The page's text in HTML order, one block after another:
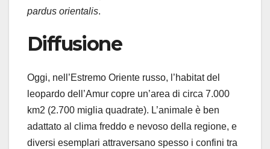
pardus orientalis.
Diffusione
Oggi, nell’Estremo Oriente russo, l’habitat del
leopardo dell’Amur copre un’area di circa 7.000
km2 (2.700 miglia quadrate). L’animale è ben
adattato al clima freddo e nevoso della regione, e
diversi esemplari attraversano spesso i confini tra